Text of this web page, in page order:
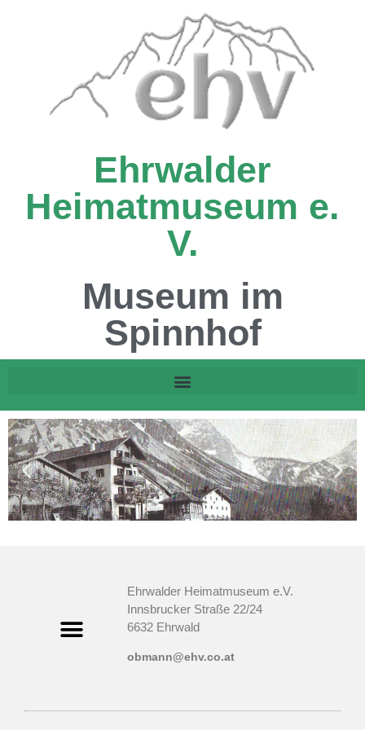
Ehrwalder
Heimatmuseum e.
V.
Museum im
Spinnhof
Ehrwalder Heimatmuseum e.V.
Innsbrucker Straße 22/24
6632 Ehrwald
obmann@ehv.co.at